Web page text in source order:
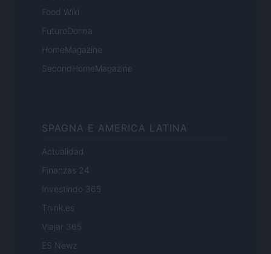
Food Wiki
FuturoDonna
HomeMagazine
SecondHomeMagazine
SPAGNA E AMERICA LATINA
Actualidad
Finanzas 24
Investindo 365
Think.es
Viajar 365
ES Newz